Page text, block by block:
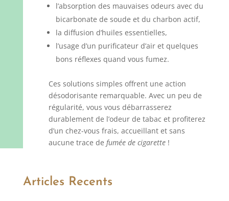
l’absorption des mauvaises odeurs avec du
bicarbonate de soude et du charbon actif,
la diffusion d’huiles essentielles,
l’usage d’un purificateur d’air et quelques
bons réflexes quand vous fumez.
Ces solutions simples offrent une action
désodorisante remarquable. Avec un peu de
régularité, vous vous débarrasserez
durablement de l’odeur de tabac et profiterez
d’un chez-vous frais, accueillant et sans
aucune trace de fumée de cigarette!
Articles Recents